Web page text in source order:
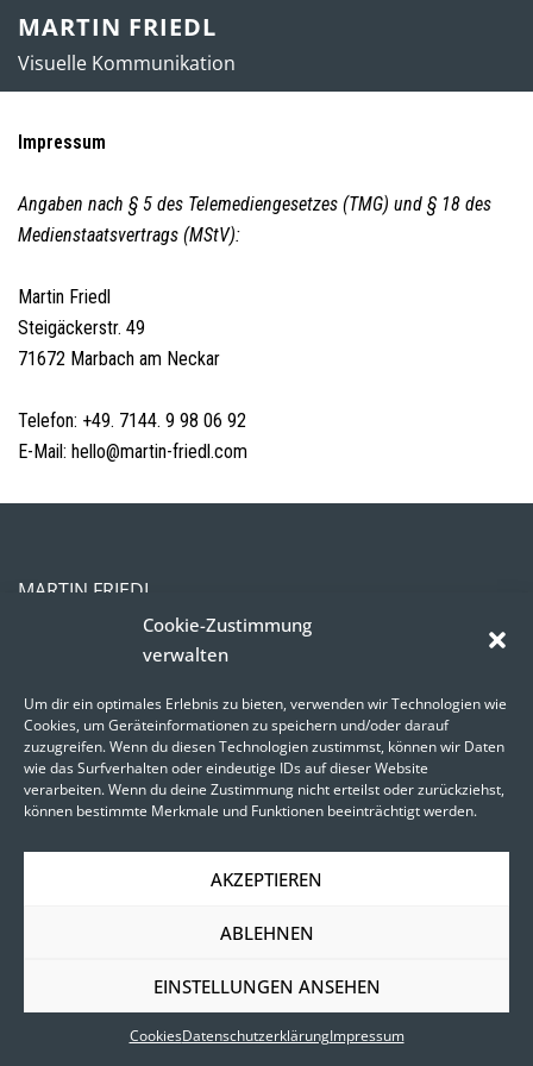
Cookie-Zustimmung
verwalten
Um dir ein optimales Erlebnis zu bieten, verwenden wir Technologien wie
Cookies, um Geräteinformationen zu speichern und/oder darauf
zuzugreifen. Wenn du diesen Technologien zustimmst, können wir Daten
wie das Surfverhalten oder eindeutige IDs auf dieser Website
verarbeiten. Wenn du deine Zustimmung nicht erteilst oder zurückziehst,
können bestimmte Merkmale und Funktionen beeinträchtigt werden.
AKZEPTIEREN
ABLEHNEN
EINSTELLUNGEN ANSEHEN
CookiesDatenschutzerklärungImpressum
Zum
springen
MARTIN FRIEDL
Visuelle Kommunikation
Impressum
Angaben nach § 5 des Telemediengesetzes (TMG) und § 18 des
Medienstaatsvertrags (MStV):
Martin Friedl
Steigäckerstr. 49
71672 Marbach am Neckar
Telefon: +49. 7144. 9 98 06 92
E-Mail: hello@martin-friedl.com
MARTIN FRIEDL
Visuelle Kommunikation
Steigäckerstraße 49
+49-7144-998 06 92
hello@martin-friedl.com
Impressum
© 2026 Martin Friedl